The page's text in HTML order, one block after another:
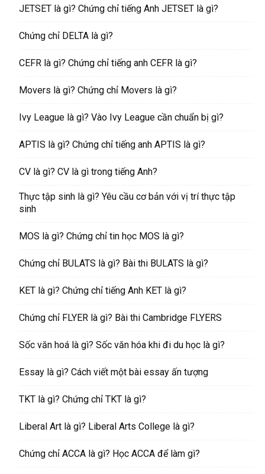
JETSET là gì? Chứng chỉ tiếng Anh JETSET là gì?
Chứng chỉ DELTA là gì?
CEFR là gì? Chứng chỉ tiếng anh CEFR là gì?
Movers là gì? Chứng chỉ Movers là gì?
Ivy League là gì? Vào Ivy League cần chuẩn bị gì?
APTIS là gì? Chứng chỉ tiếng anh APTIS là gì?
CV là gì? CV là gì trong tiếng Anh?
Thực tập sinh là gì? Yêu cầu cơ bản với vị trí thực tập
sinh
MOS là gì? Chứng chỉ tin học MOS là gì?
Chứng chỉ BULATS là gì? Bài thi BULATS là gì?
KET là gì? Chứng chỉ tiếng Anh KET là gì?
Chứng chỉ FLYER là gì? Bài thi Cambridge FLYERS
Sốc văn hoá là gì? Sốc văn hóa khi đi du học là gì?
Essay là gì? Cách viết một bài essay ấn tượng
TKT là gì? Chứng chỉ TKT là gì?
Liberal Art là gì? Liberal Arts College là gì?
Chứng chỉ ACCA là gì? Học ACCA để làm gì?